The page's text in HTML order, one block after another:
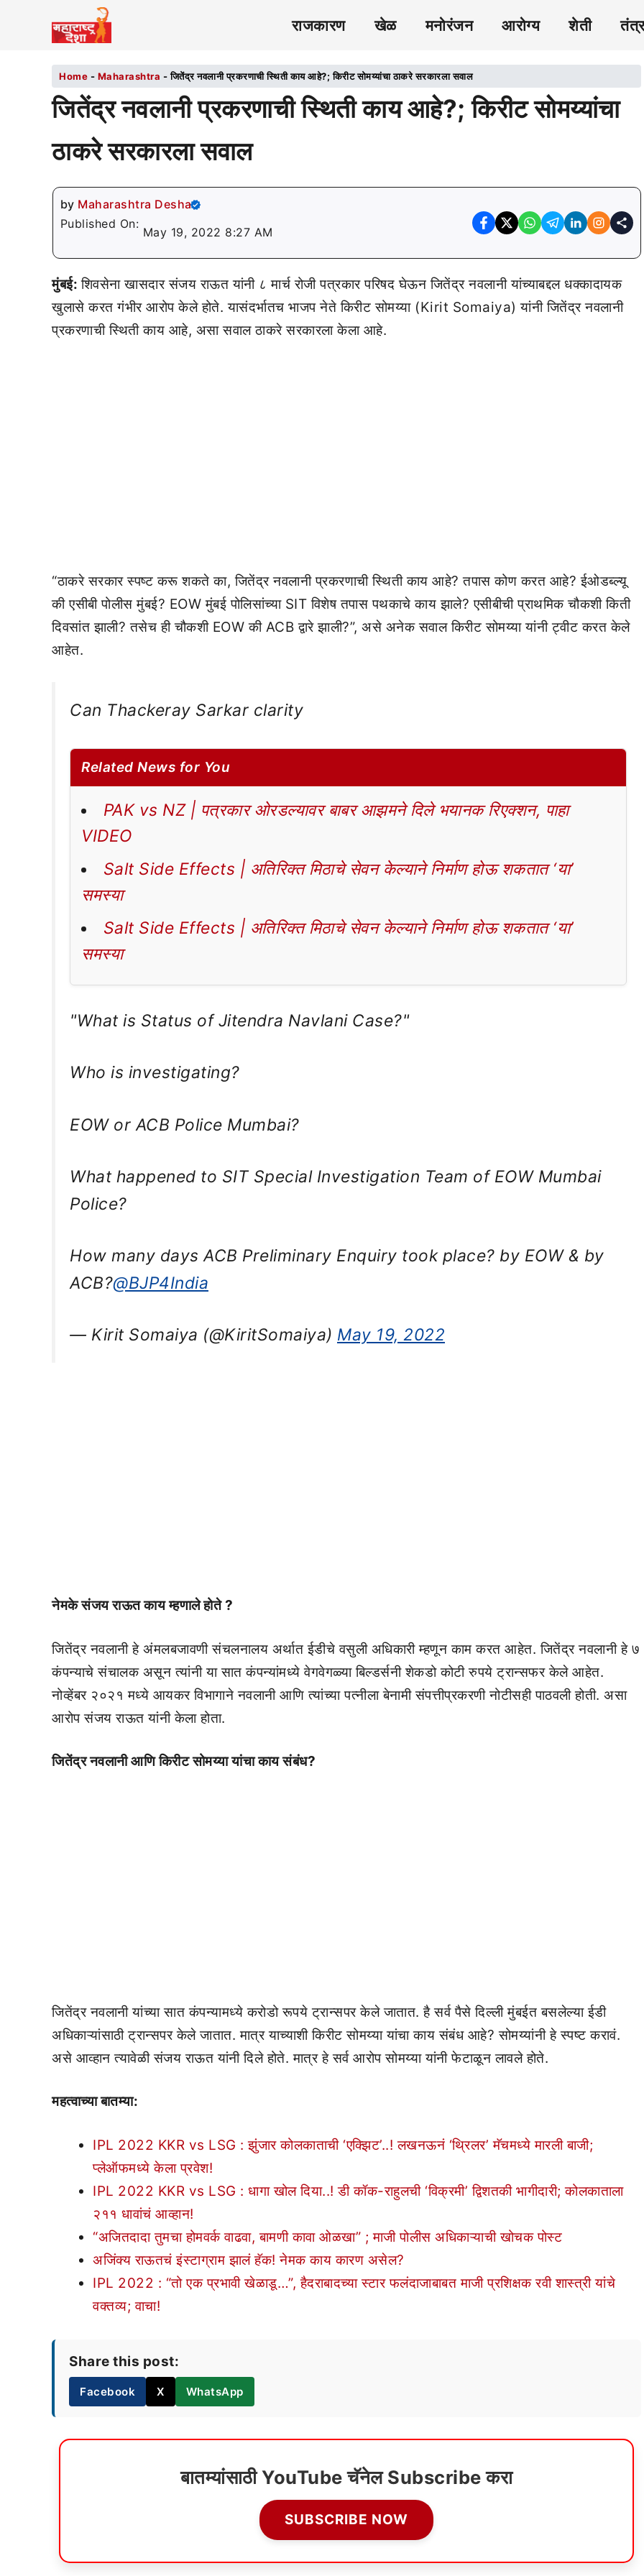
राजकारण खेळ मनोरंजन आरोग्य शेती
Home - Maharashtra -जितेंद्र नवलानी प्रकरणाची स्थिती काय आहे?; किरीट सोमय्यांचा ठाकरे सरकारला सवाल
जितेंद्र नवलानी प्रकरणाची स्थिती काय आहे?; किरीट सोमय्यांचा
ठाकरे सरकारला सवाल
by Maharashtra Desha
Published On:
May 19, 2022 8:27 AM
मुंबई:शिवसेना खासदार संजय राऊत यांनी ८ मार्च रोजी पत्रकार परिषद घेऊन जितेंद्र नवलानी यांच्याबद्दल धक्कादायक
खुलासे करत गंभीर आरोप केले होते. यासंदर्भातच भाजप नेते किरीट सोमय्या (Kirit Somaiya) यांनी जितेंद्र नवलानी
प्रकरणाची स्थिती काय आहे, असा सवाल ठाकरे सरकारला केला आहे.
“ठाकरे सरकार स्पष्ट करू शकते का, जितेंद्र नवलानी प्रकरणाची स्थिती काय आहे? तपास कोण करत आहे? ईओडब्ल्यू
की एसीबी पोलीस मुंबई? EOW मुंबई पोलिसांच्या SIT विशेष तपास पथकाचे काय झाले? एसीबीची प्राथमिक चौकशी किती
दिवसांत झाली? तसेच ही चौकशी EOW की ACB द्वारे झाली?”, असे अनेक सवाल किरीट सोमय्या यांनी ट्वीट करत केले
आहेत.
Can Thackeray Sarkar clarity
Related News for You
PAK vs NZ | पत्रकार ओरडल्यावर बाबर आझमने दिले भयानक रिएक्शन, पाहा
VIDEO
Salt Side Effects | अतिरिक्त मिठाचे सेवन केल्याने निर्माण होऊ शकतात ‘या’
समस्या
Salt Side Effects | अतिरिक्त मिठाचे सेवन केल्याने निर्माण होऊ शकतात ‘या’
समस्या
"What is Status of Jitendra Navlani Case?"
Who is investigating?
EOW or ACB Police Mumbai?
What happened to SIT Special Investigation Team of EOW Mumbai
Police?
How many days ACB Preliminary Enquiry took place? by EOW & by
ACB?@BJP4India
— Kirit Somaiya (@KiritSomaiya) May 19, 2022
नेमके संजय राऊत काय म्हणाले होते ?
जितेंद्र नवलानी हे अंमलबजावणी संचलनालय अर्थात ईडीचे वसुली अधिकारी म्हणून काम करत आहेत. जितेंद्र नवलानी हे ७
कंपन्याचे संचालक असून त्यांनी या सात कंपन्यांमध्ये वेगवेगळ्या बिल्डर्सनी शेकडो कोटी रुपये ट्रान्सफर केले आहेत.
नोव्हेंबर २०२१ मध्ये आयकर विभागाने नवलानी आणि त्यांच्या पत्नीला बेनामी संपत्तीप्रकरणी नोटीसही पाठवली होती. असा
आरोप संजय राऊत यांनी केला होता.
जितेंद्र नवलानी आणि किरीट सोमय्या यांचा काय संबंध?
जितेंद्र नवलानी यांच्या सात कंपन्यामध्ये करोडो रूपये ट्रान्सपर केले जातात. है सर्व पैसे दिल्ली मुंबईत बसलेल्या ईडी
अधिकाऱ्यांसाठी ट्रान्सपर केले जातात. मात्र याच्याशी किरीट सोमय्या यांचा काय संबंध आहे? सोमय्यांनी हे स्पष्ट करावं.
असे आव्हान त्यावेळी संजय राऊत यांनी दिले होते. मात्र हे सर्व आरोप सोमय्या यांनी फेटाळून लावले होते.
महत्वाच्या बातम्या:
IPL 2022 KKR vs LSG : झुंजार कोलकाताची ‘एक्झिट’..! लखनऊनं ‘थ्रिलर’ मॅचमध्ये मारली बाजी;
प्लेऑफमध्ये केला प्रवेश!
IPL 2022 KKR vs LSG : धागा खोल दिया..! डी कॉक-राहुलची ‘विक्रमी’ द्विशतकी भागीदारी; कोलकाताला
२११ धावांचं आव्हान!
“अजितदादा तुमचा होमवर्क वाढवा, बामणी कावा ओळखा” ; माजी पोलीस अधिकाऱ्याची खोचक पोस्ट
अजिंक्य राऊतचं इंस्टाग्राम झालं हॅक! नेमक काय कारण असेल?
IPL 2022 : “तो एक प्रभावी खेळाडू…”, हैदराबादच्या स्टार फलंदाजाबाबत माजी प्रशिक्षक रवी शास्त्री यांचे
वक्तव्य; वाचा!
Share this post:
Facebook X WhatsApp
बातम्यांसाठी YouTube चॅनेल Subscribe करा
SUBSCRIBE NOW